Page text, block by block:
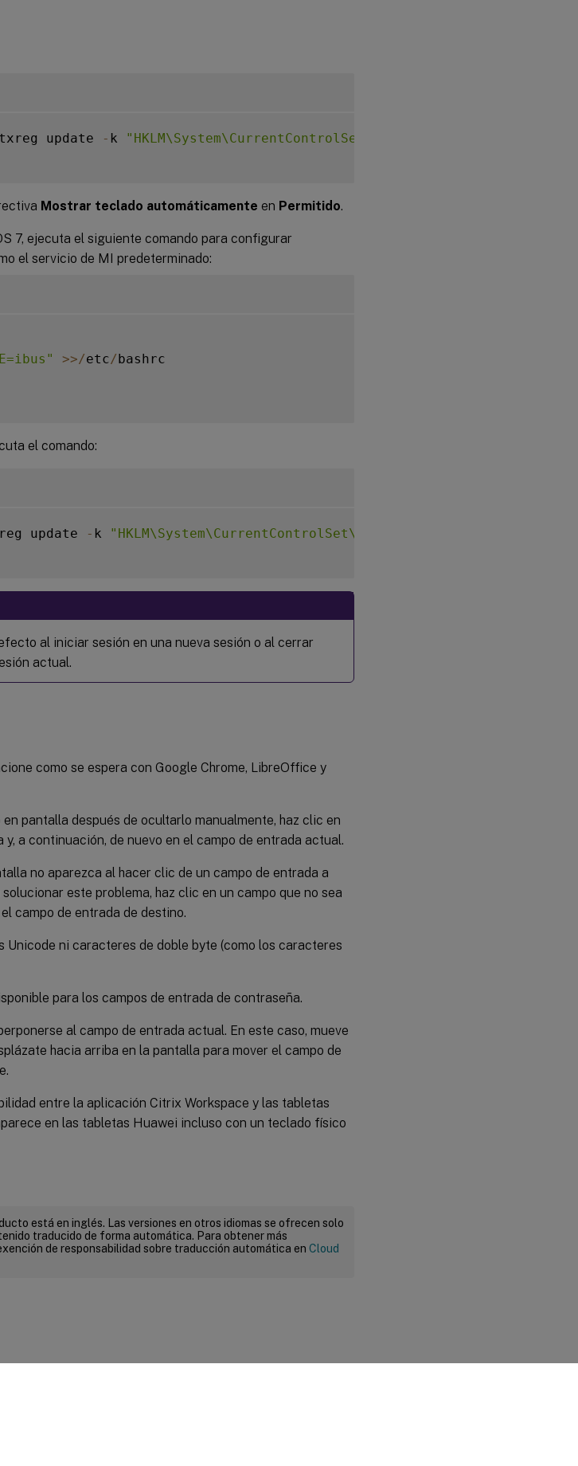
update - k
Mostrar teclado automáticamente en Permitido.
7, ejecuta el siguiente comando para configurar
el servicio de MI predeterminado:
>>/etc/bashrc
el comando:
update - k
al iniciar sesión en una nueva sesión o al cerrar
actual.
como se espera con Google Chrome, LibreOffice y
pantalla después de ocultarlo manualmente, haz clic en
y, a continuación, de nuevo en el campo de entrada actual.
no aparezca al hacer clic de un campo de entrada a
este problema, haz clic en un campo que no sea
campo de entrada de destino.
ni caracteres de doble byte (como los caracteres
para los campos de entrada de contraseña.
al campo de entrada actual. En este caso, mueve
hacia arriba en la pantalla para mover el campo de
entre la aplicación Citrix Workspace y las tabletas
en las tabletas Huawei incluso con un teclado físico
está en inglés. Las versiones en otros idiomas se ofrecen solo
traducido de forma automática. Para obtener más
de responsabilidad sobre traducción automática en Cloud